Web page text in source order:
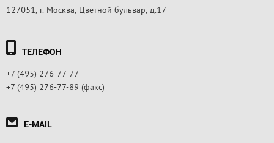
127051, г. Москва, Цветной бульвар, д.17
ТЕЛЕФОН
+7 (495) 276-77-77
+7 (495) 276-77-89 (факс)
E-MAIL